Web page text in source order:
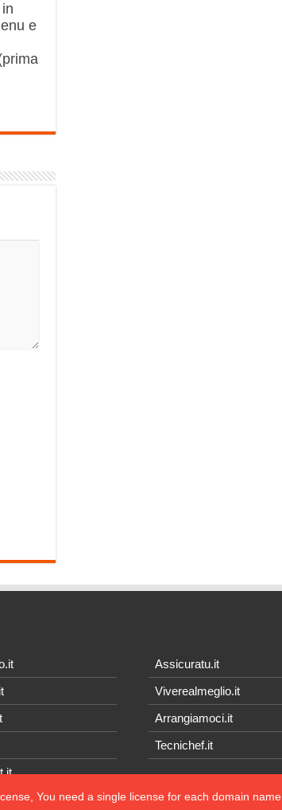
e
Assicuratu.it
Viverealmeglio.it
Arrangiamoci.it
Tecnichef.it
You need a single license for each domain name.